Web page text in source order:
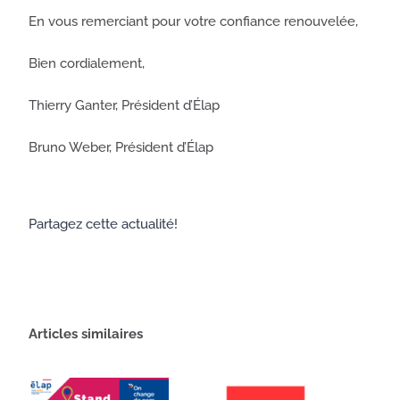
En vous remerciant pour votre confiance renouvelée,
Bien cordialement,
Thierry Ganter, Président d’Élap
Bruno Weber, Président d’Élap
Partagez cette actualité!
Articles similaires